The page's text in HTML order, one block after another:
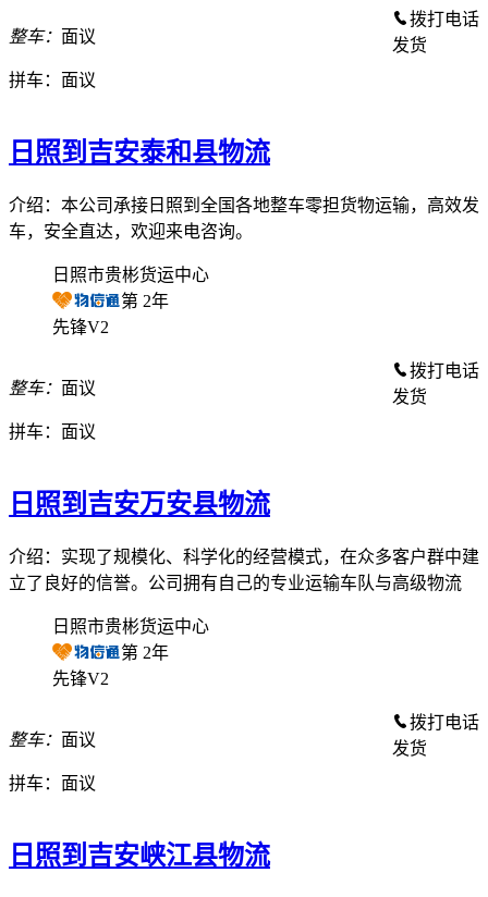
整车： 面议
拼车： 面议
拨打电话
发货
日照到吉安泰和县物流
介绍：本公司承接日照到全国各地整车零担货物运输，高效发
车，安全直达，欢迎来电咨询。
日照市贵彬货运中心
第 2年
先锋V2
整车： 面议
拼车： 面议
拨打电话
发货
日照到吉安万安县物流
介绍：实现了规模化、科学化的经营模式，在众多客户群中建
立了良好的信誉。公司拥有自己的专业运输车队与高级物流
日照市贵彬货运中心
第 2年
先锋V2
整车： 面议
拼车： 面议
拨打电话
发货
日照到吉安峡江县物流